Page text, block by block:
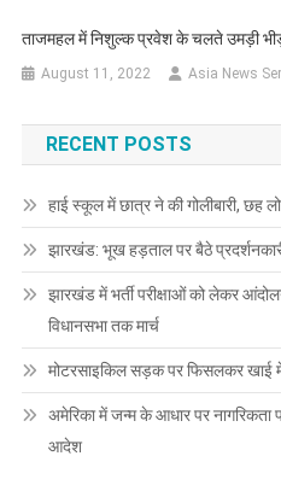
ताजमहल में निशुल्क प्रवेश के चलते उमड़ी
August 11, 2022 Asia News
RECENT POSTS
हाई स्कूल में छात्र ने की गोलीबारी, छह
झारखंड: भूख हड़ताल पर बैठे
झारखंड में भर्ती परीक्षाओं को लेकर
विधानसभा तक मार्च
मोटरसाइकिल सड़क पर फिसलकर खाई में
अमेरिका में जन्म के आधार पर नागरिकता
आदेश